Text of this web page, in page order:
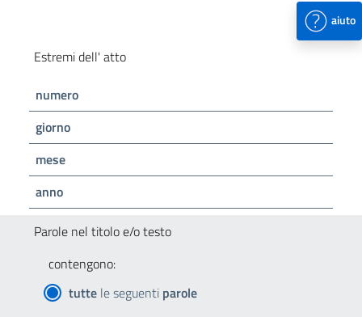
aiuto
Estremi dell' atto
numero
giorno
mese
anno
Parole nel titolo e/o testo
contengono:
tutte le seguenti parole